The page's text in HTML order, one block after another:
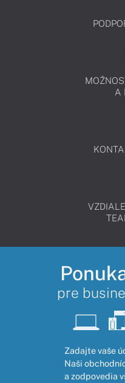
A
pre
Zadajte vaše
Naši
a zodpovedia